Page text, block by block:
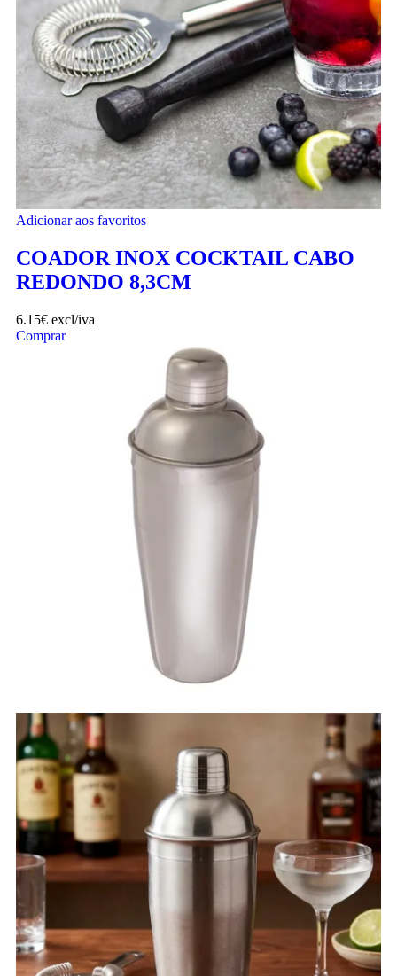
Adicionar aos favoritos
COADOR INOX COCKTAIL CABO
REDONDO 8,3CM
6.15€ excl/iva
Comprar